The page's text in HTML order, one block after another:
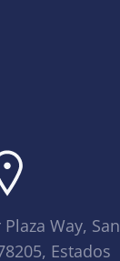
Way, San
Estados